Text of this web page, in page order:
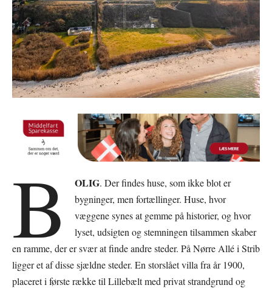
B OLIG. Der findes huse, som ikke blot er
bygninger, men fortællinger. Huse, hvor
væggene synes at gemme på historier, og hvor
lyset, udsigten og stemningen tilsammen skaber
en ramme, der er svær at finde andre steder. På Nørre Allé i Strib
ligger et af disse sjældne steder. En storslået villa fra år 1900,
placeret i første række til Lillebælt med privat strandgrund og